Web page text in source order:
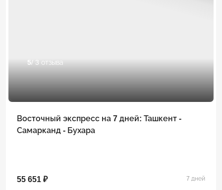
5/ 3 отзыва
Восточный экспресс на 7 дней: Ташкент -
Самарканд - Бухара
55 651 ₽ 7 дней